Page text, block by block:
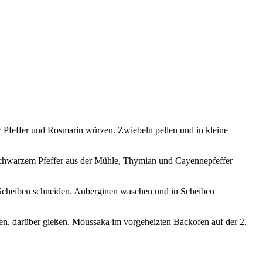
und Rosmarin würzen. Zwiebeln pellen und in kleine
Pfeffer aus der Mühle, Thymian und Cayennepfeffer
schneiden. Auberginen waschen und in Scheiben
darüber gießen. Moussaka im vorgeheizten Backofen auf der 2.